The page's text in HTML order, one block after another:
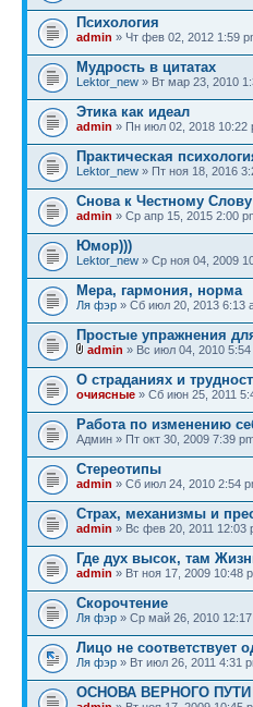
Психология
admin » Чт фев 02, 2012 1:59
Мудрость в цитатах
Lektor_new » Вт мар 23, 2010
Этика как идеал
admin » Пн июл 02, 2018 10:22
Практическая
Lektor_new » Пт ноя 18, 2016
Снова к Честному Слову
admin » Ср апр 15, 2015 2:00
Юмор)))
Lektor_new » Ср ноя 04, 2009
Мера, гармония, норма
Ля фэр » Сб июл 20, 2013 6:13
Простые упражнения
admin » Вс июл 04, 2010 5:54
О страданиях и
очиясные » Сб июн 25, 2011
Работа по изменению
Админ » Пт окт 30, 2009 7:39
Стереотипы
admin » Сб июл 24, 2010 2:54
Страх, механизмы и
admin » Вс фев 20, 2011 12:03
Где дух высок, там
admin » Вт ноя 17, 2009 10:48
Скорочтение
Ля фэр » Ср май 26, 2010
Лицо не соответствует
Ля фэр » Вт июл 26, 2011 4:31
ОСНОВА ВЕРНОГО ПУТИ